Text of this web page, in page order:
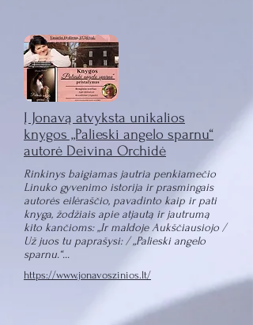
Į Jonavą atvyksta unikalios
knygos „Palieski angelo sparnu“
autorė Deivina Orchidė
Rinkinys baigiamas jautria penkiamečio
Linuko gyvenimo istorija ir prasmingais
autorės eilėraščio, pavadinto kaip ir pati
knyga, žodžiais apie atjautą ir jautrumą
kito kančioms: „Ir maldoje Aukščiausiojo /
Už juos tu paprašysi: / „Palieski angelo
sparnu.“...
https://www.jonavoszinios.lt/